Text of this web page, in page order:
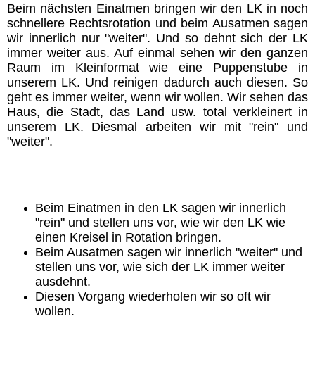
Körper
Jesus
Vorbilder
Essener Schriftrollen
Weisheiten
Impressum & Datenschutz-
Erklärung
Oriano´s Blog
Beim nächsten Einatmen bringen wir den LK in noch
schnellere Rechtsrotation und beim Ausatmen sagen
wir innerlich nur "weiter". Und so dehnt sich der LK
immer weiter aus. Auf einmal sehen wir den ganzen
Raum im Kleinformat wie eine Puppenstube in
unserem LK. Und reinigen dadurch auch diesen. So
geht es immer weiter, wenn wir wollen. Wir sehen das
Haus, die Stadt, das Land usw. total verkleinert in
unserem LK. Diesmal arbeiten wir mit "rein" und
"weiter".
Beim Einatmen in den LK sagen wir innerlich
"rein" und stellen uns vor, wie wir den LK wie
einen Kreisel in Rotation bringen.
Beim Ausatmen sagen wir innerlich "weiter" und
stellen uns vor, wie sich der LK immer weiter
ausdehnt.
Diesen Vorgang wiederholen wir so oft wir
wollen.